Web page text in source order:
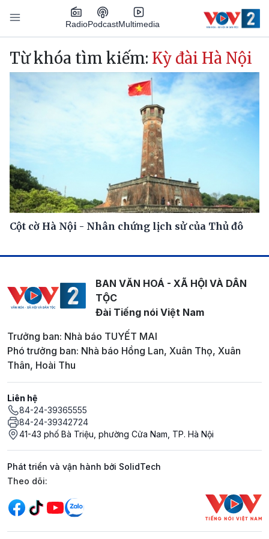
Nhảy đến nội dung
RadioPodcastMultimedia
Main navigation
Từ khóa tìm kiếm: Kỳ đài Hà Nội
Cột cờ Hà Nội - Nhân chứng lịch sử của Thủ đô
BAN VĂN HOÁ - XÃ HỘI VÀ DÂN
TỘC
Đài Tiếng nói Việt Nam
Trưởng ban: Nhà báo TUYẾT MAI
Phó trưởng ban: Nhà báo Hồng Lan, Xuân Thọ, Xuân
Thân, Hoài Thu
Liên hệ
84-24-39365555
84-24-39342724
41-43 phố Bà Triệu, phường Cửa Nam, TP. Hà Nội
Phát triển và vận hành bởi SolidTech
Mạng xã hội
Theo dõi: